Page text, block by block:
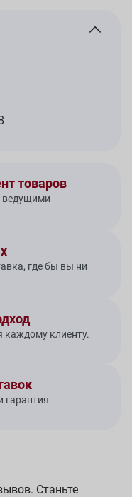
товаров
ведущими
где бы вы ни
каждому клиенту.
гарантия.
Станьте